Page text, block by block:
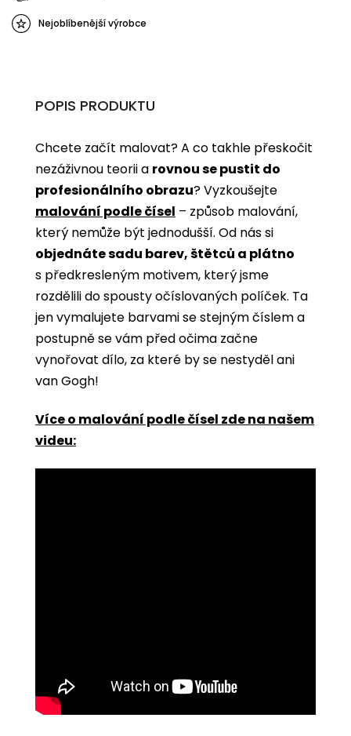
Nejoblíbenější výrobce
POPIS PRODUKTU
Chcete začít malovat? A co takhle přeskočit
nezáživnou teorii a rovnou se pustit do
profesionálního obrazu? Vyzkoušejte
malování podle čísel ­­– způsob malování,
který nemůže být jednodušší. Od nás si
objednáte sadu barev, štětců a plátno
s předkresleným motivem, který jsme
rozdělili do spousty očíslovaných políček. Ta
jen vymalujete barvami se stejným číslem a
postupně se vám před očima začne
vynořovat dílo, za které by se nestyděl ani
van Gogh!
Více o malování podle čísel zde na našem
videu: